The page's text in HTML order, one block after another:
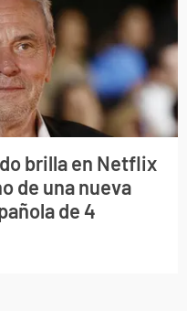
brilla en Netflix
de una nueva
de 4